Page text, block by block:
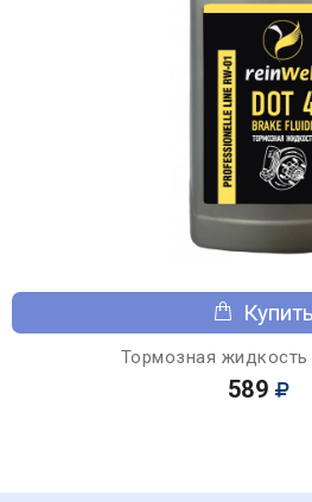
Купить
Тормозная жидкость
589